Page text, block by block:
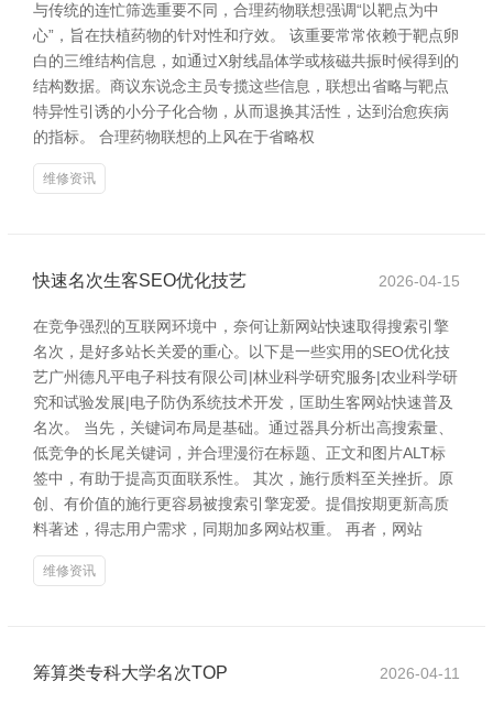
与传统的连忙筛选重要不同，合理药物联想强调“以靶点为中
心”，旨在扶植药物的针对性和疗效。 该重要常常依赖于靶点卵
白的三维结构信息，如通过X射线晶体学或核磁共振时候得到的
结构数据。商议东说念主员专揽这些信息，联想出省略与靶点
特异性引诱的小分子化合物，从而退换其活性，达到治愈疾病
的指标。 合理药物联想的上风在于省略权
维修资讯
快速名次生客SEO优化技艺 2026-04-15
在竞争强烈的互联网环境中，奈何让新网站快速取得搜索引擎
名次，是好多站长关爱的重心。以下是一些实用的SEO优化技
艺广州德凡平电子科技有限公司|林业科学研究服务|农业科学研
究和试验发展|电子防伪系统技术开发，匡助生客网站快速普及
名次。 当先，关键词布局是基础。通过器具分析出高搜索量、
低竞争的长尾关键词，并合理漫衍在标题、正文和图片ALT标
签中，有助于提高页面联系性。 其次，施行质料至关挫折。原
创、有价值的施行更容易被搜索引擎宠爱。提倡按期更新高质
料著述，得志用户需求，同期加多网站权重。 再者，网站
维修资讯
筹算类专科大学名次TOP 2026-04-11